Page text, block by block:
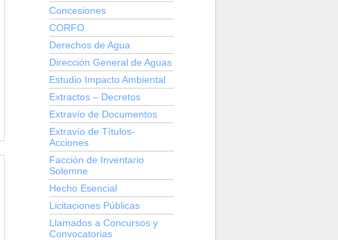
Concesiones
CORFO
Derechos de Agua
Dirección General de Aguas
Estudio Impacto Ambiental
Extractos – Decretos
Extravío de Documentos
Extravío de Títulos-
Acciones
Facción de Inventario
Solemne
Hecho Esencial
Licitaciones Públicas
Llamados a Concursos y
Convocatorias